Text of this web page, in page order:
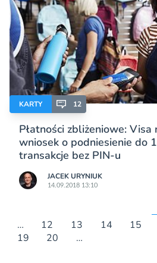
KARTY 12
Płatności zbliżeniowe: Visa
wniosek o podniesienie do
transakcje bez PIN-u
JACEK URYNIUK
14.09.2018 13:10
… 12 13 14 15
19
20 …